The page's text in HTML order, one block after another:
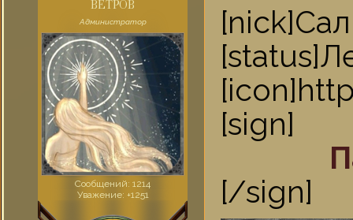
ВЕТРОВ
Администратор
Сообщений: 1214
Уважение: +1251
[sign]
[/sign]